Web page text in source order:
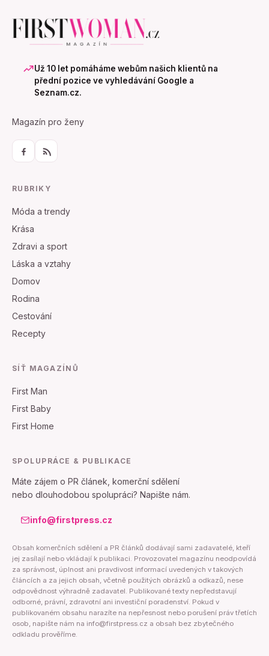
Už 10 let pomáháme webům našich klientů na
přední pozice ve vyhledávání Google a
Seznam.cz.
Magazín pro ženy
RUBRIKY
Móda a trendy
Krása
Zdravi a sport
Láska a vztahy
Domov
Rodina
Cestování
Recepty
SÍŤ MAGAZÍNŮ
First Man
First Baby
First Home
SPOLUPRÁCE & PUBLIKACE
Máte zájem o PR článek, komerční sdělení
nebo dlouhodobou spolupráci? Napište nám.
info@firstpress.cz
Obsah komerčních sdělení a PR článků dodávají sami zadavatelé, kteří
jej zasílají nebo vkládají k publikaci. Provozovatel magazínu neodpovídá
za správnost, úplnost ani pravdivost informací uvedených v takových
článcích a za jejich obsah, včetně použitých obrázků a odkazů, nese
odpovědnost výhradně zadavatel. Publikované texty nepředstavují
odborné, právní, zdravotní ani investiční poradenství. Pokud v
publikovaném obsahu narazíte na nepřesnost nebo porušení práv třetích
osob, napište nám na info@firstpress.cz a obsah bez zbytečného
odkladu prověříme.